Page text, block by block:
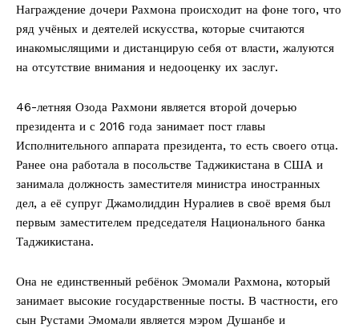
Награждение дочери Рахмона происходит на фоне того, что
ряд учёных и деятелей искусства, которые считаются
инакомыслящими и дистанцирую себя от власти, жалуются
на отсутствие внимания и недооценку их заслуг.
46-летняя Озода Рахмони является второй дочерью
президента и с 2016 года занимает пост главы
Исполнительного аппарата президента, то есть своего отца.
Ранее она работала в посольстве Таджикистана в США и
занимала должность заместителя министра иностранных
дел, а её супруг Джамолиддин Нуралиев в своё время был
первым заместителем председателя Национального банка
Таджикистана.
Она не единственный ребёнок Эмомали Рахмона, который
занимает высокие государственные посты. В частности, его
сын Рустами Эмомали является мэром Душанбе и